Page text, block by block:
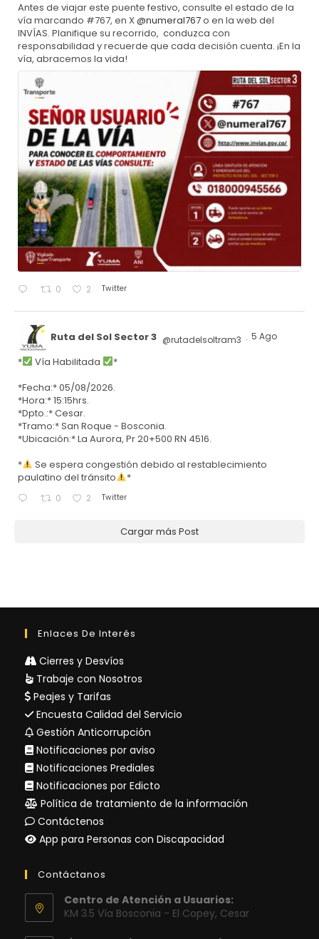
Antes de viajar este puente festivo, consulte el estado de la
vía marcando #767, en X@numeral767o en la web del
INVÍAS. Planifique su recorrido, conduzca con
responsabilidad y recuerde que cada decisión cuenta. ¡En la
vía, abracemos la vida!
0 2 Twitter
Ruta del Sol Sector 3 @rutadelsoltram3 · 5 Ago
* Vía Habilitada
*
*Fecha:* 05/08/2026.
*Hora:* 15:15hrs.
*Dpto.:* Cesar.
*Tramo:* San Roque - Bosconia.
*Ubicación:* La Aurora, Pr 20+500 RN 4516.
*
Se espera congestión debido al restablecimiento
paulatino del tránsito
*
0 2 Twitter
Cargar más Post
Enlaces De Interés
Cierres y Desvíos
Trabaje con Nosotros
Peajes y Tarifas
Encuesta Calidad del Servicio
Gestión Anticorrupción
Notificaciones por aviso
Notificaciones Prediales
Notificaciones por Edicto
Política de tratamiento de la información
Contáctenos
App para Personas con Discapacidad
Contáctanos
Centro de Atención a Usuarios:
KM 3.5 Vía Bosconia - El Copey, Cesar